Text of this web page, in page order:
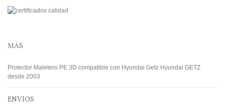
MÁS
Protector Maletero PE 3D compatible con Hyundai Getz Hyundai GETZ
desde 2003
ENVIOS